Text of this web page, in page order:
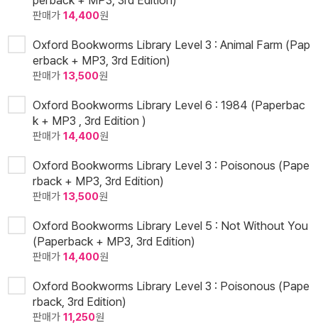
판매가 14,400원
Oxford Bookworms Library Level 3 : Animal Farm (Pap
erback + MP3, 3rd Edition)
판매가 13,500원
Oxford Bookworms Library Level 6 : 1984 (Paperbac
k + MP3 , 3rd Edition )
판매가 14,400원
Oxford Bookworms Library Level 3 : Poisonous (Pape
rback + MP3, 3rd Edition)
판매가 13,500원
Oxford Bookworms Library Level 5 : Not Without You
(Paperback + MP3, 3rd Edition)
판매가 14,400원
Oxford Bookworms Library Level 3 : Poisonous (Pape
rback, 3rd Edition)
판매가 11,250원